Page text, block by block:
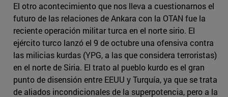
El otro acontecimiento que nos lleva a cuestionarnos el
futuro de las relaciones de Ankara con la OTAN fue la
reciente operación militar turca en el norte sirio. El
ejército turco lanzó el 9 de octubre una ofensiva contra
las milicias kurdas (YPG, a las que considera terroristas)
en el norte de Siria. El trato al pueblo kurdo es el gran
punto de disensión entre EEUU y Turquía, ya que se trata
de aliados incondicionales de la superpotencia, pero a la